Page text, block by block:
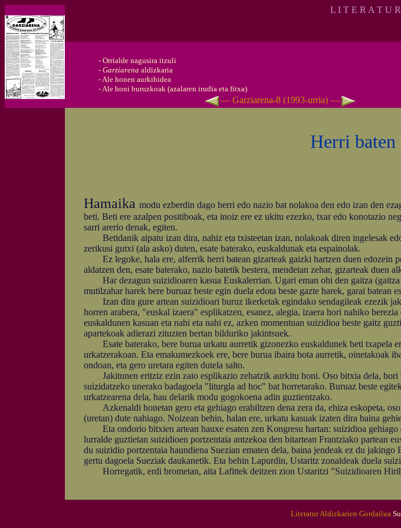
L I T E R A T U
- Orrialde nagusira itzuli
- Garziarena aldizkaria
-Ale honen aurkibidea
-Ale honi buruzkoak (azalaren irudia eta fitxa)
— Garziarena-8 (1993-urria) —
Herri baten
Hamaika modu ezberdin dago herri edo nazio bat nolakoa den edo izan den
beti. Beti ere azalpen positiboak, eta inoiz ere ez ukitu ezezko, txar edo konotazio
sarri arerio denak, egiten.
Betidanik aipatu izan dira, nahiz eta txisteetan izan, nolakoak diren ingelesak
zerikusi gutxi (ala asko) duten, esate baterako, euskaldunak eta espainolak.
Ez legoke, hala ere, alferrik herri batean gizarteak gaizki hartzen duen edozein
aldatzen den, esate baterako, nazio batetik bestera, mendetan zehar, gizarteak
Har dezagun suizidioaren kasua Euskalerrian. Ugari eman ohi den gaitza
mutilzahar harek bere buruaz beste egin duela edota beste gazte harek, garai batean
Izan dira gure artean suizidioari buruz ikerketak egindako sendagileak ezezik
horren arabera, "euskal izaera" esplikatzen, esanez, alegia, izaera hori nahiko
euskaldunen kasuan eta nahi eta nahi ez, azken momentuan suizidioa beste gaitz
apartekoak adierazi zituzten bertan bilduriko jakintsuek.
Esate baterako, bere burua urkatu aurretik gizonezko euskaldunek beti txapela
urkatzerakoan. Eta emakumezkoek ere, bere burua ibaira bota aurretik, oinetakoak
ondoan, eta gero uretara egiten dutela salto.
Jakitunen eritziz ezin zaio esplikazio zehatzik aurkitu honi. Oso bitxia dela, hori
suizidatzeko unerako badagoela "liturgia ad hoc" bat horretarako. Buruaz beste
urkatzearena dela, hau delarik modu gogokoena adin guztientzako.
Azkenaldi honetan gero eta gehiago erabiltzen dena zera da, ehiza eskopeta,
(uretan) dute nahiago. Noizean behin, halan ere, urkatu kasuak izaten dira baina
Eta ondorio bitxien artean hauxe esaten zen Kongresu hartan: suizidioa gehiago
lurralde guztietan suizidioen portzentaia antzekoa den bitartean Frantziako partean
du suizidio portzentaia haundiena Suezian ematen dela, baina jendeak ez du
gertu dagoela Sueziak daukanetik. Eta behin Lapurdin, Ustaritz zonaldeak duela
Horregatik, erdi brometan, aita Lafittek deitzen zion Ustaritzi "Suizidioaren
Literatur Aldizkarien Gordailua